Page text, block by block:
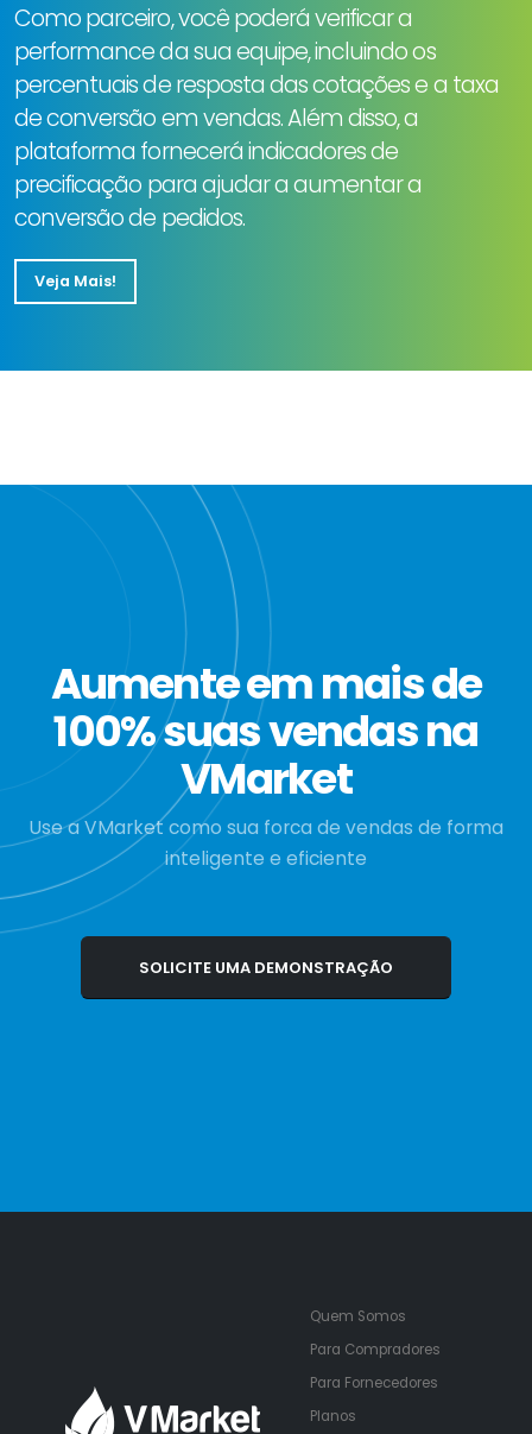
Como parceiro, você poderá verificar a
performance da sua equipe, incluindo os
percentuais de resposta das cotações e a taxa
de conversão em vendas. Além disso, a
plataforma fornecerá indicadores de
precificação para ajudar a aumentar a
conversão de pedidos.
Veja Mais!
Aumente em mais de
100% suas vendas na
VMarket
Use a VMarket como sua forca de vendas de forma
inteligente e eficiente
Quem Somos
Para Compradores
Para Fornecedores
Planos